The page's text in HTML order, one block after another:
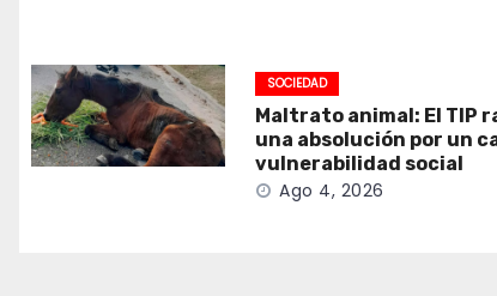
SOCIEDAD
Maltrato animal: El TIP
una absolución por un
vulnerabilidad social
Ago 4, 2026